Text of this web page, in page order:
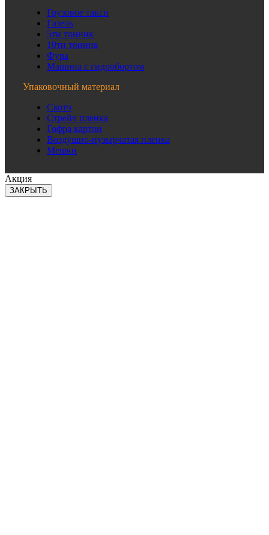
Грузовое такси
Газель
5ти тонник
10ти тонник
Фура
Машина с гидробортом
Упаковочный материал
Скотч
Стрейч пленка
Гофра картон
Воздушно-пузырчатая пленка
Мешки
Акция
ЗАКРЫТЬ